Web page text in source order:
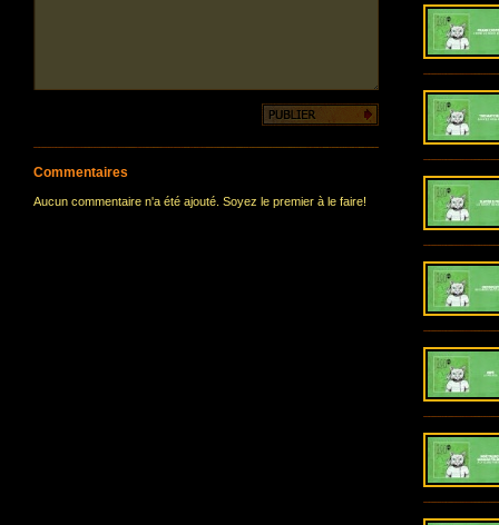
Commentaires
Aucun commentaire n'a été ajouté. Soyez le premier à le faire!